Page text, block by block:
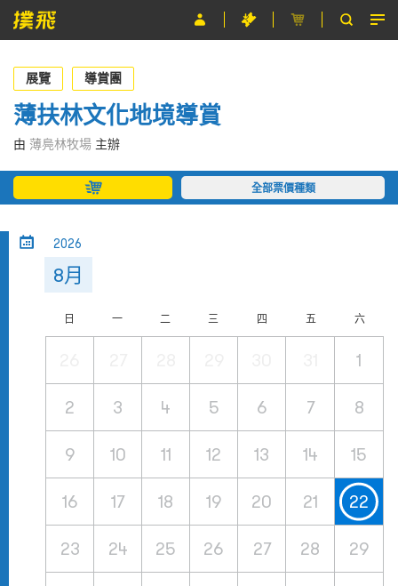
節目
主辦單位
關於撲飛
條款及細則
展覽 導賞團
薄扶林文化地境導賞
由 薄鳧林牧場 主辦
全部票價種類
2026
8月
日 一 二 三 四 五 六
1
2 3 4 5 6 7 8
9 10 11 12 13 14 15
16 17 18 19 20 21 22
23 24 25 26 27 28 29